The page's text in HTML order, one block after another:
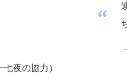
“
七夜の協力 ）